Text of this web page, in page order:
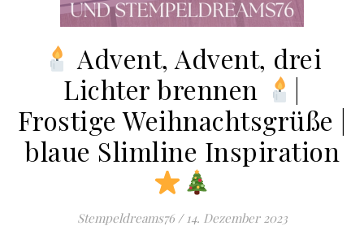
Advent, Advent, drei
Lichter brennen
|
Frostige Weihnachtsgrüße |
blaue Slimline Inspiration
Stempeldreams76 / 14. Dezember 2023